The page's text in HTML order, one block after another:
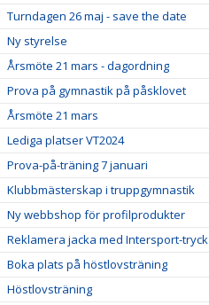
Turndagen 26 maj - save the date
Ny styrelse
Årsmöte 21 mars - dagordning
Prova på gymnastik på påsklovet
Årsmöte 21 mars
Lediga platser VT2024
Prova-på-träning 7 januari
Klubbmästerskap i truppgymnastik
Ny webbshop för profilprodukter
Reklamera jacka med Intersport-tryck
Boka plats på höstlovsträning
Höstlovsträning